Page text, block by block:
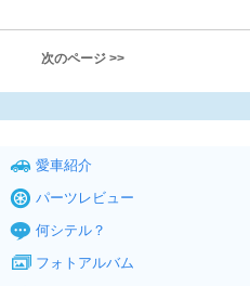
次のページ >>
愛車紹介
パーツレビュー
何シテル？
フォトアルバム